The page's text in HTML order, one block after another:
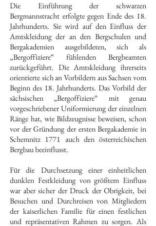
Die Einführung der schwarzen
Bergmannstracht erfolgte gegen Ende des 18.
Jahrhunderts. Sie wird auf den Einfluss der
Amtskleidung der an den Bergschulen und
Bergakademien ausgebildeten, sich als
„Bergoffiziere“ fühlenden Bergbeamten
zurückgeführt. Die Amtskleidung ihrerseits
orientierte sich an Vorbildern aus Sachsen vom
Beginn des 18. Jahrhunderts. Das Vorbild der
sächsischen „Bergoffiziere“ mit genau
vorgeschriebener Uniformierung der einzelnen
Ränge hat, wie Bildzeugnisse beweisen, schon
vor der Gründung der ersten Bergakademie in
Schemnitz 1771 auch den österreichischen
Bergbau beeinflusst.
Für die Durchsetzung einer einheitlichen
dunklen Festkleidung von größtem Einfluss
war aber sicher der Druck der Obrigkeit, bei
Besuchen und Durchreisen von Mitgliedern
der kaiserlichen Familie für einen festlichen
und repräsentativen Rahmen zu sorgen. Als